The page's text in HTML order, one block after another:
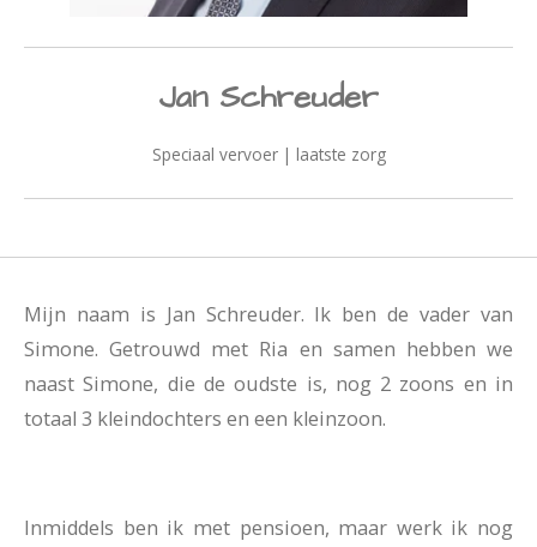
Jan Schreuder
Speciaal vervoer | laatste zorg
Mijn naam is Jan Schreuder. Ik ben de vader van
Simone. Getrouwd met Ria en samen hebben we
naast Simone, die de oudste is, nog 2 zoons en in
totaal 3 kleindochters en een kleinzoon.
Inmiddels ben ik met pensioen, maar werk ik nog